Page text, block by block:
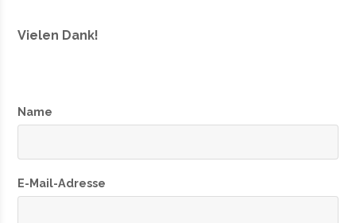
Vielen Dank!
Name
E-Mail-Adresse